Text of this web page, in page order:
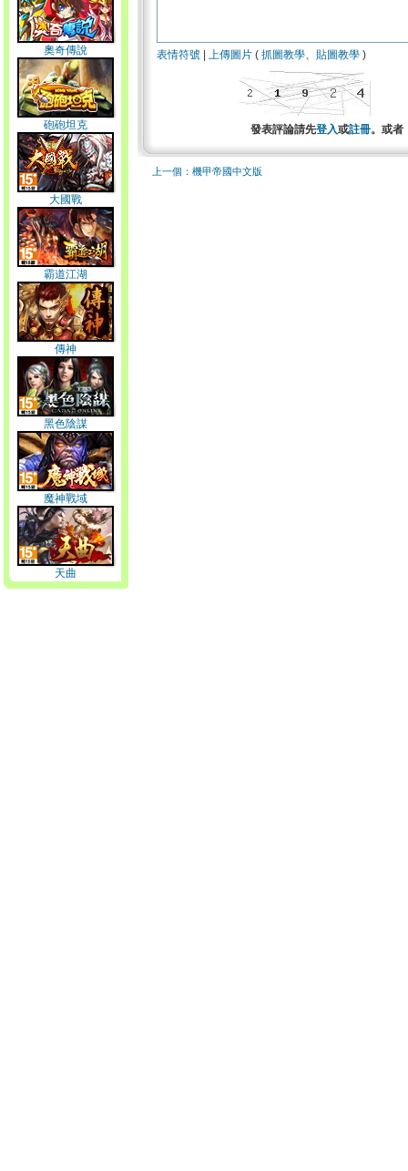
奧奇傳說
砲砲坦克
大國戰
霸道江湖
傳神
黑色陰謀
魔神戰域
天曲
表情符號 上傳圖片 ( 抓圖教學、 貼圖教學 )
發表評論請先登入或註冊。或者
上一個：機甲帝國中文版